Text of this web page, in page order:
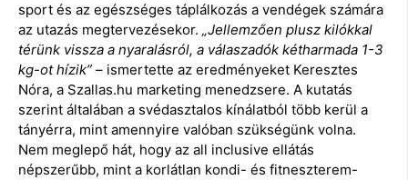
sport és az egészséges táplálkozás a vendégek számára
az utazás megtervezésekor. „Jellemzően plusz kilókkal
térünk vissza a nyaralásról, a válaszadók kétharmada 1-3
kg-ot hízik” – ismertette az eredményeket Keresztes
Nóra, a Szallas.hu marketing menedzsere. A kutatás
szerint általában a svédasztalos kínálatból több kerül a
tányérra, mint amennyire valóban szükségünk volna.
Nem meglepő hát, hogy az all inclusive ellátás
népszerűbb, mint a korlátlan kondi- és fitneszterem-